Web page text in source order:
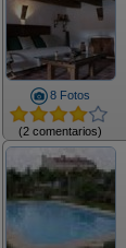
8 Fotos
(2 comentarios)